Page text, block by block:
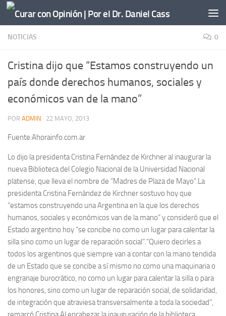
Saltar al contenido
NOTICIAS 0
Cristina dijo que “Estamos construyendo un
país donde derechos humanos, sociales y
económicos van de la mano”
POR ADMIN · 22 MAYO, 2013
Fuente:Ahorainfo.com.ar
Lo dijo la presidenta Cristina Fernández de Kirchner al inaugurar la
nueva Biblioteca del Colegio Nacional de la Universidad Nacional
platense, que lleva el nombre de “Madres de Plaza de Mayo”.La
presidenta Cristina Fernández de Kirchner sostuvo hoy que
“estamos construyendo una Argentina en la que los derechos
humanos, sociales y económicos van de la mano” y consideró que el
Estado argentino hoy “se concibe no como un lugar para calentar la
silla sino como un lugar de reparación social”.“Quiero decirles a
todos los argentinos que siempre van a contar con la mano tendida
de un Estado que se concibe a sí mismo no como una maquinaria o
engranaje burocrático, no como un lugar para calentar la silla o para
los honores, sino como un lugar de reparación social, de solidaridad,
de integración que atraviesa transversalmente a toda la sociedad”,